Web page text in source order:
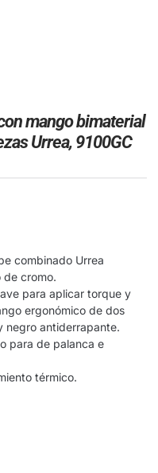
mango bimaterial
Urrea, 9100GC
combinado Urrea
de cromo.
para aplicar torque y
ergonómico de dos
negro antiderrapante.
para de palanca e
térmico.